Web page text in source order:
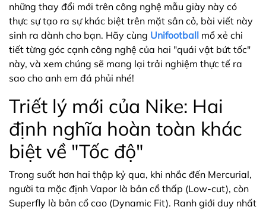
những thay đổi mới trên công nghệ mẫu giày này có
thực sự tạo ra sự khác biệt trên mặt sân cỏ, bài viết này
sinh ra dành cho bạn. Hãy cùng Unifootball mổ xẻ chi
tiết từng góc cạnh công nghệ của hai "quái vật bứt tốc"
này, và xem chúng sẽ mang lại trải nghiệm thực tế ra
sao cho anh em đá phủi nhé!
Triết lý mới của Nike: Hai
định nghĩa hoàn toàn khác
biệt về "Tốc độ"
Trong suốt hơn hai thập kỷ qua, khi nhắc đến Mercurial,
người ta mặc định Vapor là bản cổ thấp (Low-cut), còn
Superfly là bản cổ cao (Dynamic Fit). Ranh giới duy nhất